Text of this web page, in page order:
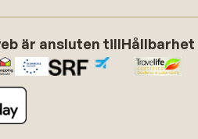
är ansluten tillHållbarhet